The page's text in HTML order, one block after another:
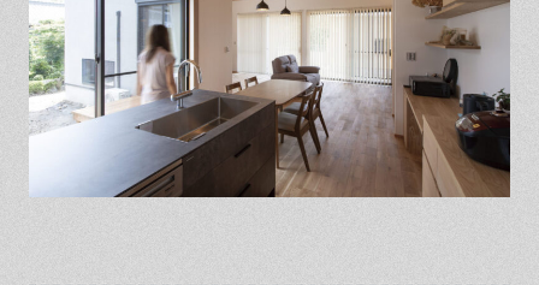
木材辞典
agboE
Event Contact